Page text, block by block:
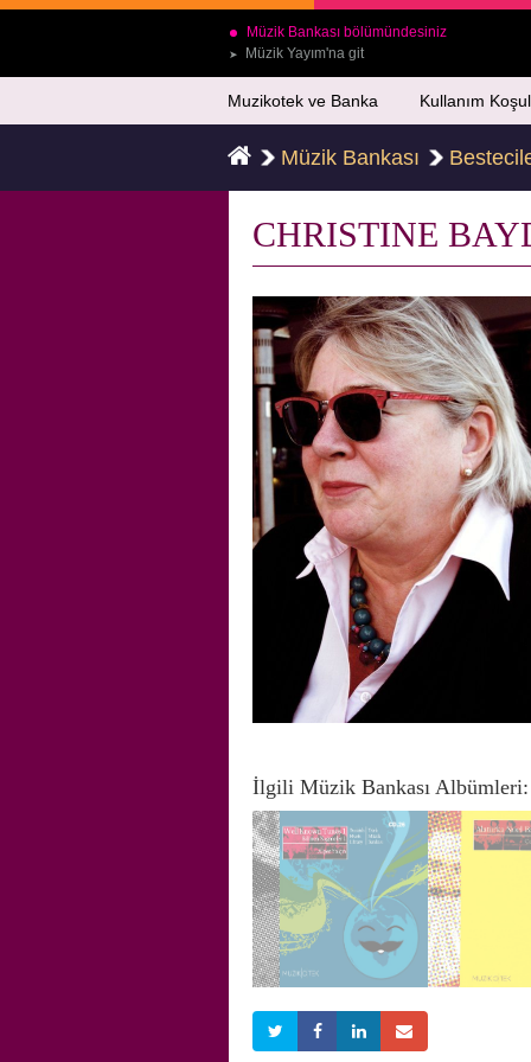
Müzik Bankası bölümündesiniz
➤ Müzik Yayım'na git
Muzikotek ve Banka Kullanım
Müzik Bankası
CHRISTINE
İlgili Müzik Bankası Albümleri: